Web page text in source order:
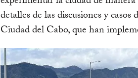
detalles de las discusiones y
Ciudad del Cabo, que han